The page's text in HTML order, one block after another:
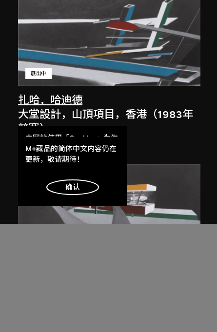
扎哈．哈迪德
展出中
大堂設計，山頂項目，香港（1983年
競賽）
1983/2012
本网站使用「Cookies」为你
提供最好的网站体验。
了解更多
明白
M+藏品的简体中文内容仍在
更新，敬请期待！
确认